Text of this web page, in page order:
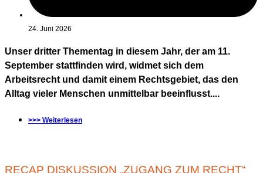
24. Juni 2026
Unser dritter Thementag in diesem Jahr, der am 11.
September stattfinden wird, widmet sich dem
Arbeitsrecht und damit einem Rechtsgebiet, das den
Alltag vieler Menschen unmittelbar beeinflusst....
>>> Weiterlesen
RECAP DISKUSSION „ZUGANG ZUM RECHT“